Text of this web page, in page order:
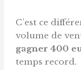
C’est ce
volume de
gagner 400
temps record.